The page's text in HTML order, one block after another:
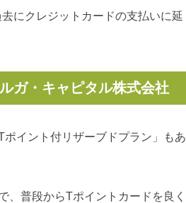
にクレジットカードの支払いに延
ガ・キャピタル株式会社
イント付リザーブドプラン」もあ
、普段からTポイントカードを良く